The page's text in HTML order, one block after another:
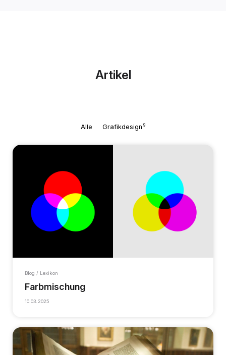
Artikel
Alle Grafikdesign 9
Blog / Lexikon
Farbmischung
10.03.2025